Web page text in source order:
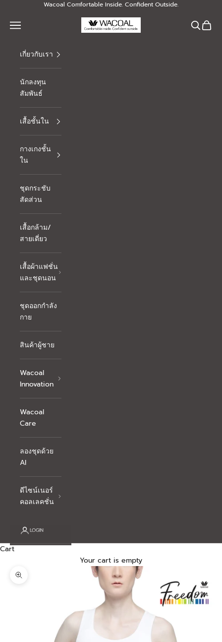
Skip to contentWacoal Comfortable Inside. Confident Outside.
Thai Wacoal Public Company Limited
Navigation menu Search
Cart
เกี่ยวกับเรา
นักลงทุน
สัมพันธ์
เสื้อชั้นใน
กางเกงชั้น
ใน
ชุดกระชับ
สัดส่วน
เสื้อกล้าม/
สายเดี่ยว
เสื้อผ้าแฟชั่น
และชุดนอน
ชุดออกกำลัง
กาย
สินค้าผู้ชาย
Wacoal
Innovation
Wacoal
Care
ลองชุดด้วย
AI
ดีไซน์เนอร์
คอลเลคชั่น
LOGIN
Cart
Your cart is empty
Zoom picture